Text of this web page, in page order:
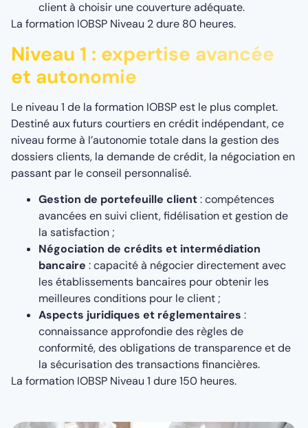
client à choisir une couverture adéquate.
La formation IOBSP Niveau 2 dure 80 heures.
Niveau 1 : expertise avancée
et autonomie
Le niveau 1 de la formation IOBSP est le plus complet.
Destiné aux futurs courtiers en crédit indépendant, ce
niveau forme à l’autonomie totale dans la gestion des
dossiers clients, la demande de crédit, la négociation en
passant par le conseil personnalisé.
Gestion de portefeuille client: compétences
avancées en suivi client, fidélisation et gestion de
la satisfaction ;
Négociation de crédits et intermédiation
bancaire : capacité à négocier directement avec
les établissements bancaires pour obtenir les
meilleures conditions pour le client ;
Aspects juridiques et réglementaires :
connaissance approfondie des règles de
conformité, des obligations de transparence et de
la sécurisation des transactions financières.
La formation IOBSP Niveau 1 dure 150 heures.